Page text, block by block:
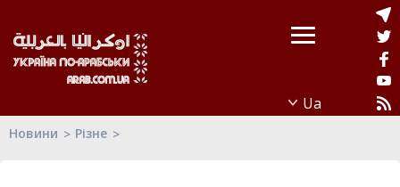
Новини Різне